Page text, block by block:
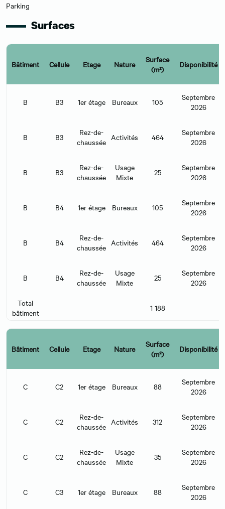
Parking
Surfaces
Bâtiment Cellule Etage Nature
Surface
(m²)
Disponibilité
B B3 1er étage Bureaux 105
Septembre
2026
B B3
Rez-de-
chaussée Activités 464
Septembre
2026
B B3
Rez-de-
chaussée
Usage
Mixte
25
Septembre
2026
B B4 1er étage Bureaux 105
Septembre
2026
B B4
Rez-de-
chaussée Activités 464
Septembre
2026
B B4
Rez-de-
chaussée
Usage
Mixte
25
Septembre
2026
Total
bâtiment
1 188
Bâtiment Cellule Etage Nature
Surface
(m²)
Disponibilité
C C2 1er étage Bureaux 88
Septembre
2026
C C2
Rez-de-
chaussée Activités 312
Septembre
2026
C C2
Rez-de-
chaussée
Usage
Mixte
35
Septembre
2026
C C3 1er étage Bureaux 88
Septembre
2026